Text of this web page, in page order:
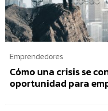
Emprendedores
Cómo una crisis se
oportunidad para